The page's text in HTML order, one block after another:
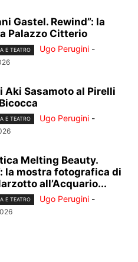
Gastel. Rewind”: la
Palazzo Citterio
E TEATRO Ugo Perugini -
Aki Sasamoto al Pirelli
E TEATRO Ugo Perugini -
Melting Beauty.
la mostra fotografica di
all’Acquario...
E TEATRO Ugo Perugini -